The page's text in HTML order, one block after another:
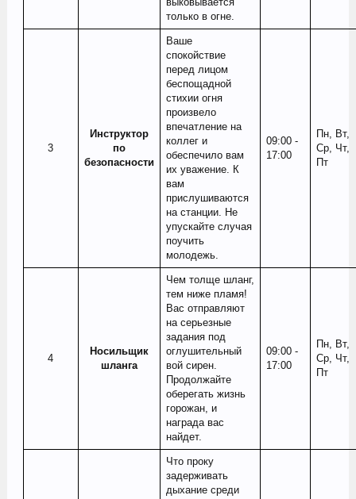
только в огне.
3​
Инструктор
по
безопасности
Ваше
спокойствие
перед лицом
беспощадной
стихии огня
произвело
впечатление на
коллег и
обеспечило вам
их уважение. К
вам
прислушиваются
на станции. Не
упускайте случая
поучить
молодежь.
09:00 -
17:00
Пн, Вт,
Ср, Чт,
Пт
4​
Носильщик
шланга
Чем толще шланг,
тем ниже пламя!
Вас отправляют
на серьезные
задания под
оглушительный
вой сирен.
Продолжайте
оберегать жизнь
горожан, и
награда вас
найдет.
09:00 -
17:00
Пн, Вт,
Ср, Чт,
Пт
Что проку
задерживать
дыхание среди